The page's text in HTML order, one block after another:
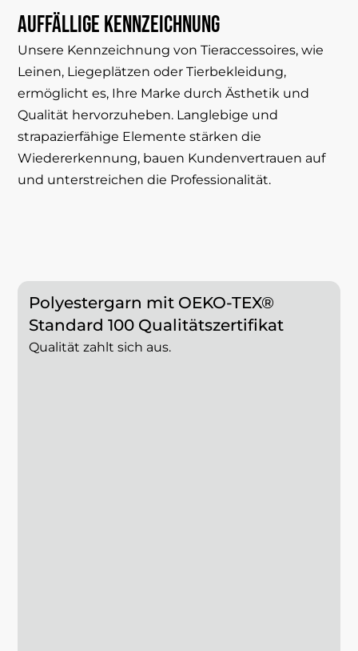
Auffällige Kennzeichnung
Unsere Kennzeichnung von Tieraccessoires, wie
Leinen, Liegeplätzen oder Tierbekleidung,
ermöglicht es, Ihre Marke durch Ästhetik und
Qualität hervorzuheben. Langlebige und
strapazierfähige Elemente stärken die
Wiedererkennung, bauen Kundenvertrauen auf
und unterstreichen die Professionalität.
Polyestergarn mit OEKO-TEX®
Standard 100 Qualitätszertifikat
Qualität zahlt sich aus.